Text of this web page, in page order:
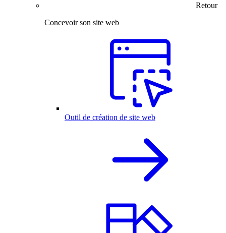
Retour
Concevoir son site web
Outil de création de site web